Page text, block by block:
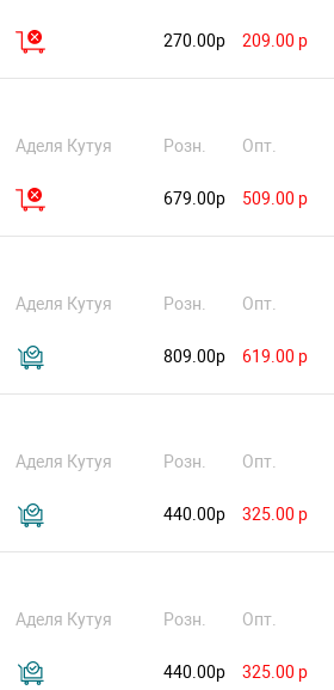
270.00р 209.00 р
Аделя Кутуя Розн. Опт.
679.00р 509.00 р
Аделя Кутуя Розн. Опт.
809.00р 619.00 р
Аделя Кутуя Розн. Опт.
440.00р 325.00 р
Аделя Кутуя Розн. Опт.
440.00р 325.00 р